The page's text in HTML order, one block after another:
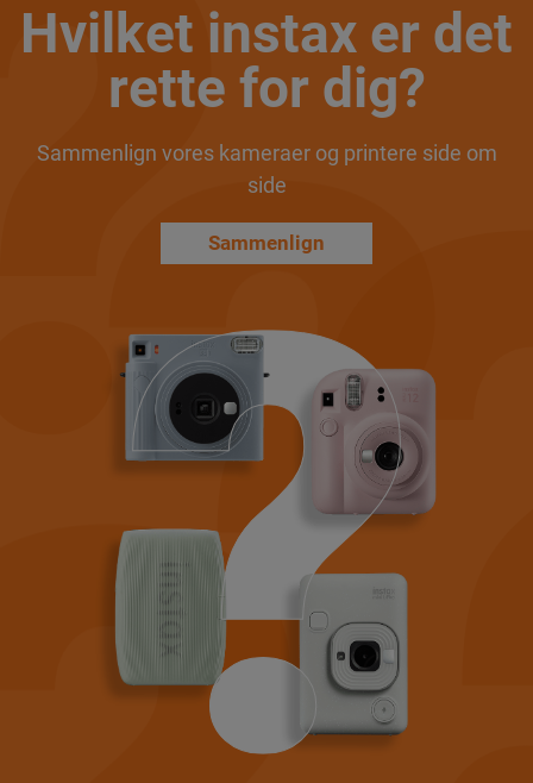
Hvilket instax er det
rette for dig?
Sammenlign vores kameraer og printere side om
side
Sammenlign